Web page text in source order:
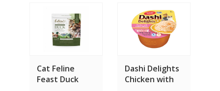
Cat Feline
Feast Duck
Dashi Delights
Chicken with